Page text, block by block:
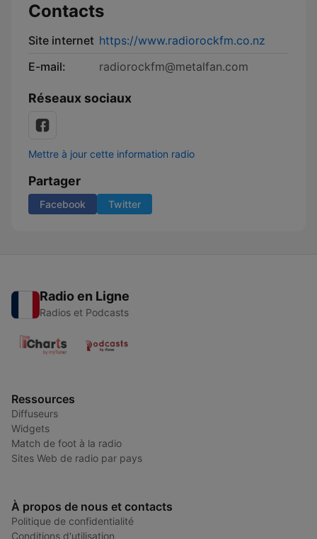
Contacts
Site internet https://www.radiorockfm.co.nz
E-mail:
radiorockfm@metalfan.com
Réseaux sociaux
Mettre à jour cette information radio
Partager
Facebook Twitter
Radio en Ligne
Radios et Podcasts
Ressources
Diffuseurs
Widgets
Match de foot à la radio
Sites Web de radio par pays
À propos de nous et contacts
Politique de confidentialité
Conditions d'utilisation